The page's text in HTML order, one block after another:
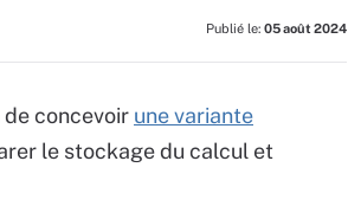
Publié le: 05 août 2024
de concevoir une variante
le stockage du calcul et